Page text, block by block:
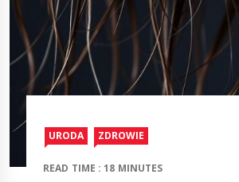
URODA ZDROWIE
READ TIME : 18 MINUTES